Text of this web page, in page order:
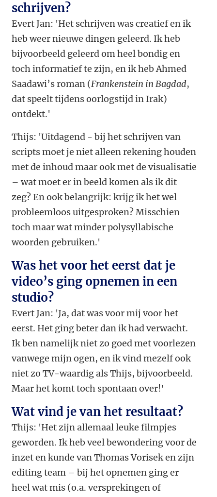
schrijven?
Evert Jan: 'Het schrijven was creatief en ik
heb weer nieuwe dingen geleerd. Ik heb
bijvoorbeeld geleerd om heel bondig en
toch informatief te zijn, en ik heb Ahmed
Saadawi’s roman (Frankenstein in Bagdad,
dat speelt tijdens oorlogstijd in Irak)
ontdekt.'
Thijs: 'Uitdagend - bij het schrijven van
scripts moet je niet alleen rekening houden
met de inhoud maar ook met de visualisatie
– wat moet er in beeld komen als ik dit
zeg? En ook belangrijk: krijg ik het wel
probleemloos uitgesproken? Misschien
toch maar wat minder polysyllabische
woorden gebruiken.'
Was het voor het eerst dat je
video’s ging opnemen in een
studio?
Evert Jan: 'Ja, dat was voor mij voor het
eerst. Het ging beter dan ik had verwacht.
Ik ben namelijk niet zo goed met voorlezen
vanwege mijn ogen, en ik vind mezelf ook
niet zo TV-waardig als Thijs, bijvoorbeeld.
Maar het komt toch spontaan over!'
Wat vind je van het resultaat?
Thijs: 'Het zijn allemaal leuke filmpjes
geworden. Ik heb veel bewondering voor de
inzet en kunde van Thomas Vorisek en zijn
editing team – bij het opnemen ging er
heel wat mis (o.a. versprekingen of